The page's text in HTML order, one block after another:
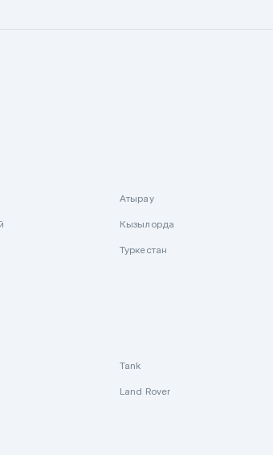
Атырау
Кызылорда
Туркестан
Tank
Land Rover